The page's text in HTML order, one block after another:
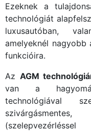
Ezeknek a
technológiát
luxusautóban,
amelyeknél
funkcióira.
Az AGM
van a
technológiával